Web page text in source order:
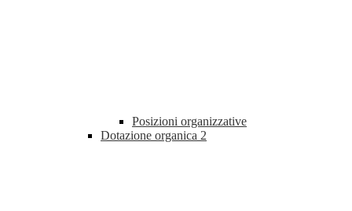
Posizioni organizzative
Dotazione organica 2